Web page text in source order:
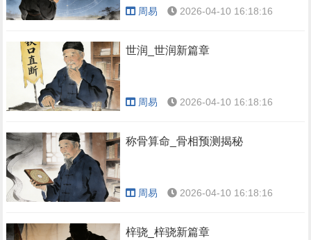
周易 2026-04-10 16:18:16
世润_世润新篇章
周易 2026-04-10 16:18:16
称骨算命_骨相预测揭秘
周易 2026-04-10 16:18:16
梓骁_梓骁新篇章